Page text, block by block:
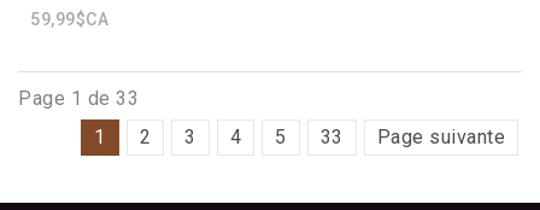
59,99$CA
Page 1 de 33
1
2 3 4 5 33 Page suivante